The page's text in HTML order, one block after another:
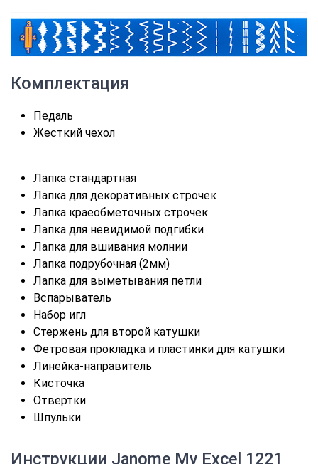
Комплектация
Педаль
Жесткий чехол
Лапка стандартная
Лапка для декоративных строчек
Лапка краеобметочных строчек
Лапка для невидимой подгибки
Лапка для вшивания молнии
Лапка подрубочная (2мм)
Лапка для выметывания петли
Вспарыватель
Набор игл
Стержень для второй катушки
Фетровая прокладка и пластинки для катушки
Линейка-направитель
Кисточка
Отвертки
Шпульки
Инструкции Janome My Excel 1221